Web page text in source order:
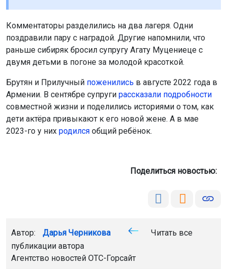
Комментаторы разделились на два лагеря. Одни
поздравили пару с наградой. Другие напомнили, что
раньше сибиряк бросил супругу Агату Муцениеце с
двумя детьми в погоне за молодой красоткой.
Брутян и Прилучный поженились в августе 2022 года в
Армении. В сентябре супруги рассказали подробности
совместной жизни и поделились историями о том, как
дети актёра привыкают к его новой жене. А в мае
2023-го у них родился общий ребёнок.
Поделиться новостью:
Автор: Дарья Черникова
Читать все
публикации автора
Агентство новостей ОТС-Горсайт